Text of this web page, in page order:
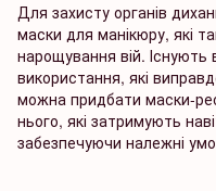
Для захисту органів
маски для манікюру, які
нарощування вій. Існують
використання, які
можна придбати маски-
нього, які затримують
забезпечуючи належні